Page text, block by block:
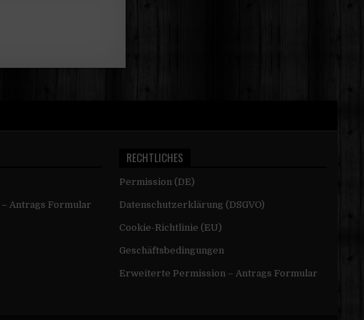
Antrags Formular
RECHTLICHES
Permission (DE)
Datenschutzerklärung (DSGVO)
Cookie-Richtlinie (EU)
Geschäftsbedingungen
Erweiterte Permission – Antrags Formular